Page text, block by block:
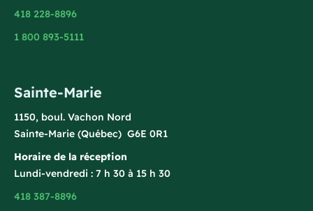
418 228-8896
1 800 893-5111
Sainte-Marie
1150, boul. Vachon Nord
Sainte-Marie (Québec) G6E 0R1
Horaire de la réception
Lundi-vendredi : 7 h 30 à 15 h 30
418 387-8896